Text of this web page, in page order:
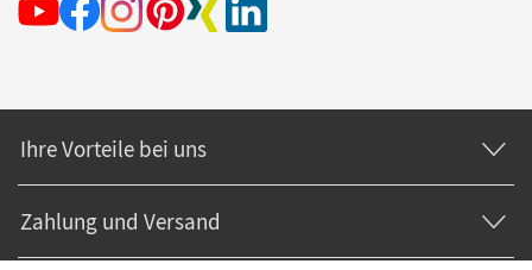
Ihre Vorteile bei uns
Zahlung und Versand